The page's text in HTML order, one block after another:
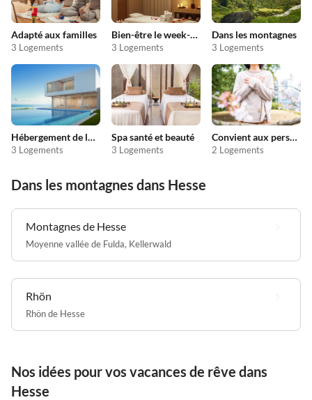
Adapté aux familles
3 Logements
Bien-être le week-end
3 Logements
Dans les montagnes
3 Logements
Hébergement de luxe
3 Logements
Spa santé et beauté
3 Logements
Convient aux personnes allergiques
2 Logements
Dans les montagnes dans Hesse
Montagnes de Hesse
Moyenne vallée de Fulda, Kellerwald
Rhön
Rhön de Hesse
Nos idées pour vos vacances de rêve dans
Hesse